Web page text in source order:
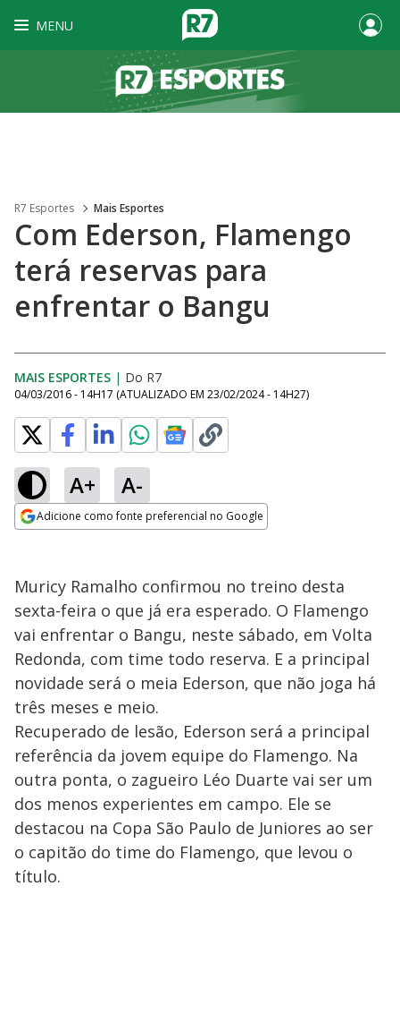
MENU
R7 Esportes Mais Esportes
Com Ederson, Flamengo
terá reservas para
enfrentar o Bangu
MAIS ESPORTES | Do R7
04/03/2016 - 14H17 (ATUALIZADO EM 23/02/2024 - 14H27)
A+ A-
Adicione como fonte preferencial no Google
Muricy Ramalho confirmou no treino desta
sexta-feira o que já era esperado. O Flamengo
vai enfrentar o Bangu, neste sábado, em Volta
Redonda, com time todo reserva. E a principal
novidade será o meia Ederson, que não joga há
três meses e meio.
Recuperado de lesão, Ederson será a principal
referência da jovem equipe do Flamengo. Na
outra ponta, o zagueiro Léo Duarte vai ser um
dos menos experientes em campo. Ele se
destacou na Copa São Paulo de Juniores ao ser
o capitão do time do Flamengo, que levou o
título.